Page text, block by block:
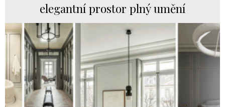
elegantní prostor plný umění